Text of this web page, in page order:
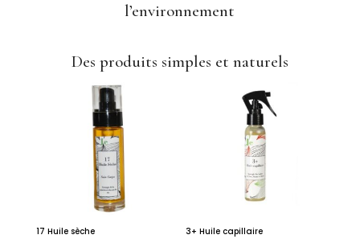
l’environnement
Des produits simples et naturels
17 Huile sèche 3+ Huile capillaire